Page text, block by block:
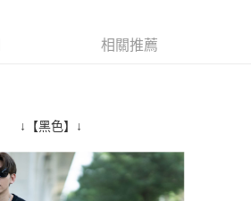
請瀏覽以下網址：
得法定代理人或監護人之同意方可使用
同意申辦者引起之損失，本公司不負相關責
相關推薦
↓【黑色】↓